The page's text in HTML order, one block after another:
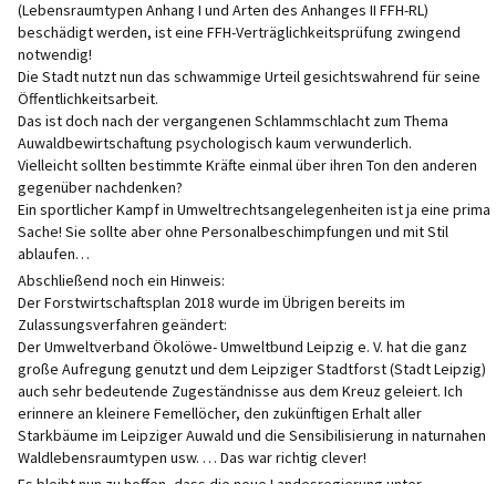
(Lebensraumtypen Anhang I und Arten des Anhanges II FFH-RL)
beschädigt werden, ist eine FFH-Verträglichkeitsprüfung zwingend
notwendig!
Die Stadt nutzt nun das schwammige Urteil gesichtswahrend für seine
Öffentlichkeitsarbeit.
Das ist doch nach der vergangenen Schlammschlacht zum Thema
Auwaldbewirtschaftung psychologisch kaum verwunderlich.
Vielleicht sollten bestimmte Kräfte einmal über ihren Ton den anderen
gegenüber nachdenken?
Ein sportlicher Kampf in Umweltrechtsangelegenheiten ist ja eine prima
Sache! Sie sollte aber ohne Personalbeschimpfungen und mit Stil
ablaufen…
Abschließend noch ein Hinweis:
Der Forstwirtschaftsplan 2018 wurde im Übrigen bereits im
Zulassungsverfahren geändert:
Der Umweltverband Ökolöwe- Umweltbund Leipzig e. V. hat die ganz
große Aufregung genutzt und dem Leipziger Stadtforst (Stadt Leipzig)
auch sehr bedeutende Zugeständnisse aus dem Kreuz geleiert. Ich
erinnere an kleinere Femellöcher, den zukünftigen Erhalt aller
Starkbäume im Leipziger Auwald und die Sensibilisierung in naturnahen
Waldlebensraumtypen usw. … Das war richtig clever!